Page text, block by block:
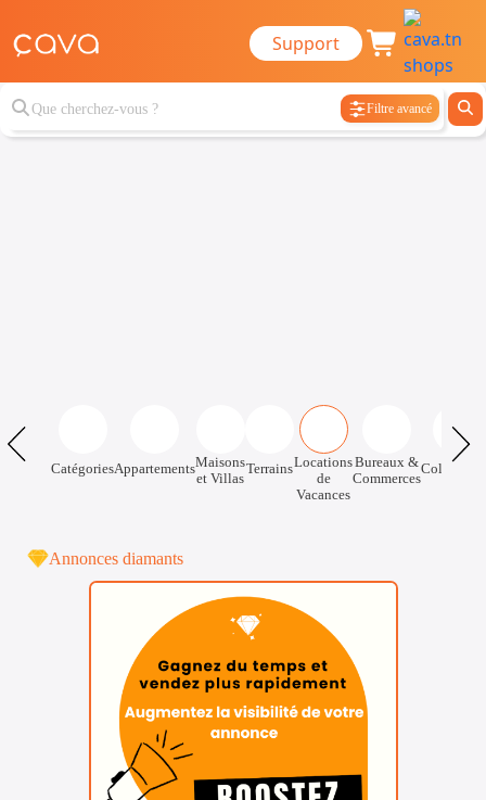
Support
Filtre avancé
CatégoriesAppartementsMaisons
et Villas
TerrainsLocations
de
Vacances
Bureaux &
Commerces
Annonces diamants